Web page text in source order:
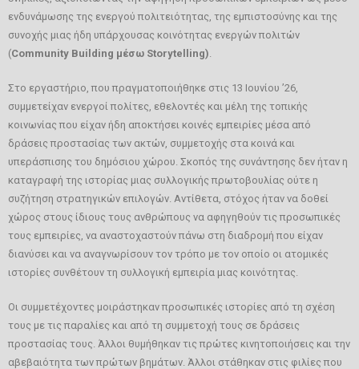
ενδυνάμωσης της ενεργού πολιτειότητας, της εμπιστοσύνης και της
συνοχής μιας ήδη υπάρχουσας κοινότητας ενεργών πολιτών
(Community Building μέσω Storytelling).
Στο εργαστήριο, που πραγματοποιήθηκε στις 13 Ιουνίου ’26,
συμμετείχαν ενεργοί πολίτες, εθελοντές και μέλη της τοπικής
κοινωνίας που είχαν ήδη αποκτήσει κοινές εμπειρίες μέσα από
δράσεις προστασίας των ακτών, συμμετοχής στα κοινά και
υπεράσπισης του δημόσιου χώρου. Σκοπός της συνάντησης δεν ήταν η
καταγραφή της ιστορίας μιας συλλογικής πρωτοβουλίας ούτε η
συζήτηση στρατηγικών επιλογών. Αντίθετα, στόχος ήταν να δοθεί
χώρος στους ίδιους τους ανθρώπους να αφηγηθούν τις προσωπικές
τους εμπειρίες, να αναστοχαστούν πάνω στη διαδρομή που είχαν
διανύσει και να αναγνωρίσουν τον τρόπο με τον οποίο οι ατομικές
ιστορίες συνθέτουν τη συλλογική εμπειρία μιας κοινότητας.
Οι συμμετέχοντες μοιράστηκαν προσωπικές ιστορίες από τη σχέση
τους με τις παραλίες και από τη συμμετοχή τους σε δράσεις
προστασίας τους. Άλλοι θυμήθηκαν τις πρώτες κινητοποιήσεις και την
αβεβαιότητα των πρώτων βημάτων. Άλλοι στάθηκαν στις φιλίες που